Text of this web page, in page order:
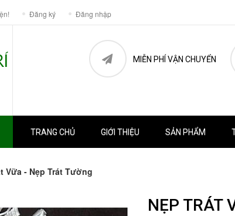
Đăng ký Đăng nhập
MIỄN PHÍ VẬN CHUYỂN
TRANG CHỦ GIỚI THIỆU SẢN PHẨM
Vữa - Nẹp Trát Tường
NẸP TRÁT